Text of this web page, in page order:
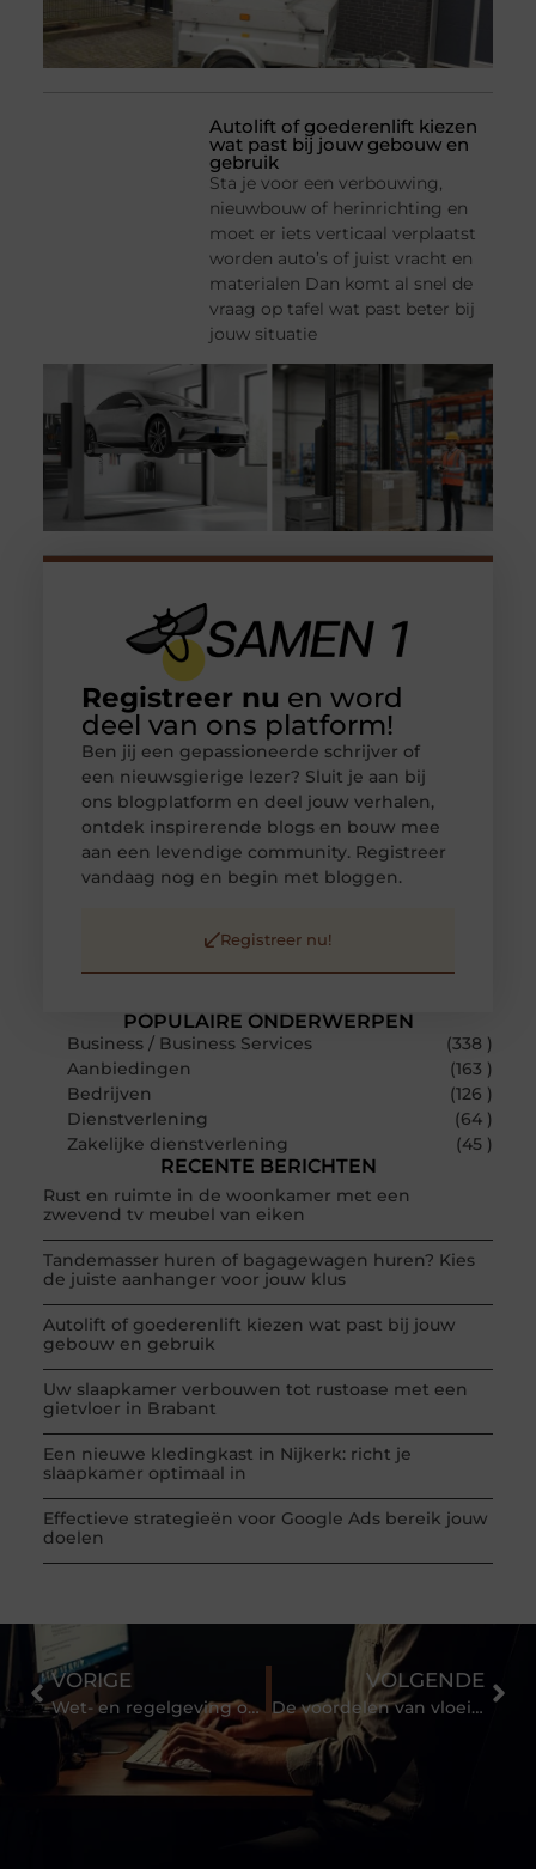
Autolift of goederenlift kiezen
wat past bij jouw gebouw en
gebruik
Sta je voor een verbouwing,
nieuwbouw of herinrichting en
moet er iets verticaal verplaatst
worden auto’s of juist vracht en
materialen Dan komt al snel de
vraag op tafel wat past beter bij
jouw situatie
POPULAIRE ONDERWERPEN
Business / Business Services
(338 )
Aanbiedingen
(163 )
Bedrijven
(126 )
Dienstverlening
(64 )
Zakelijke dienstverlening
(45 )
RECENTE BERICHTEN
Rust en ruimte in de woonkamer met een
zwevend tv meubel van eiken
Tandemasser huren of bagagewagen huren? Kies
de juiste aanhanger voor jouw klus
Autolift of goederenlift kiezen wat past bij jouw
gebouw en gebruik
Uw slaapkamer verbouwen tot rustoase met een
gietvloer in Brabant
Een nieuwe kledingkast in Nijkerk: richt je
slaapkamer optimaal in
Effectieve strategieën voor Google Ads bereik jouw
doelen
Registreer nu en word
deel van ons platform!
Ben jij een gepassioneerde schrijver of
een nieuwsgierige lezer? Sluit je aan bij
ons blogplatform en deel jouw verhalen,
ontdek inspirerende blogs en bouw mee
aan een levendige community. Registreer
vandaag nog en begin met bloggen.
Registreer nu!
VORIGE
Wet- en regelgeving omtrent keuring van arbeidsmiddelen
VOLGENDE
De voordelen van vloeiend gebarentaal leren